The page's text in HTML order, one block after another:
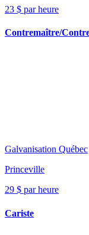
23 $ par heure
Contremaître/
Galvanisation Québec
Princeville
29 $ par heure
Cariste